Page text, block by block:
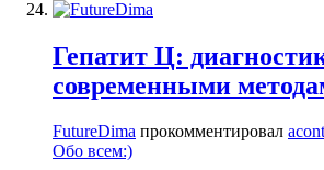
Гепатит Ц:
современными
FutureDima прокомментировал
Обо всем:)